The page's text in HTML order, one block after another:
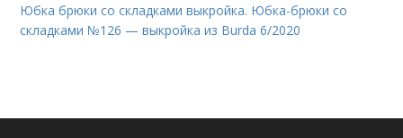
Юбка брюки со складками выкройка. Юбка-брюки со
складками №126 — выкройка из Burda 6/2020